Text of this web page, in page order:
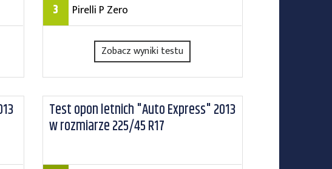
3 Pirelli P Zero
Zobacz wyniki testu
Test opon letnich "Auto Express" 2013
w rozmiarze 225/45 R17